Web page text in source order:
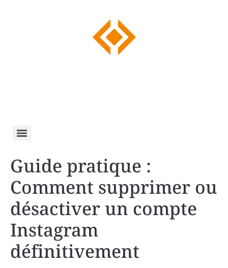
Guide pratique :
Comment supprimer ou
désactiver un compte
Instagram
définitivement